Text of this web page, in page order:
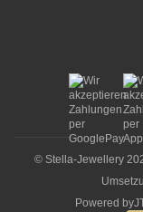
© Stella-Jewellery
Powered by